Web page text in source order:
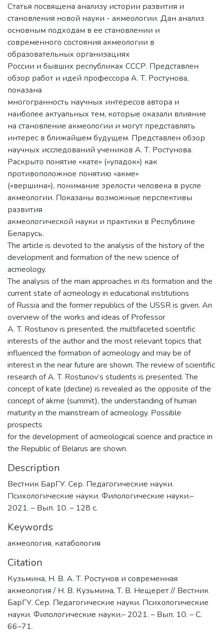
Статья посвящена анализу истории развития и
становления новой науки - акмеологии. Дан анализ
основным подходам в ее становлении и
современного состояния акмеологии в
образовательных организациях
России и бывших республиках СССР. Представлен
обзор работ и идей профессора А. Т. Ростунова,
показана
многогранность научных интересов автора и
наиболее актуальных тем, которые оказали влияние
на становление акмеологии и могут представлять
интерес в ближайшем будущем. Представлен обзор
научных исследований учеников А. Т. Ростунова.
Раскрыто понятие «кате» («упадок») как
противоположное понятию «акме»
(«вершина»), понимание зрелости человека в русле
акмеологии. Показаны возможные перспективы
развития
акмеологической науки и практики в Республике
Беларусь.
The article is devoted to the analysis of the history of the
development and formation of the new science of
acmeology.
The analysis of the main approaches in its formation and the
current state of acmeology in educational institutions
of Russia and the former republics of the USSR is given. An
overview of the works and ideas of Professor
A. T. Rostunov is presented, the multifaceted scientific
interests of the author and the most relevant topics that
influenced the formation of acmeology and may be of
interest in the near future are shown. The review of scientific
research of A. T. Rostunov’s students is presented. The
concept of kate (decline) is revealed as the opposite of the
concept of akme (summit), the understanding of human
maturity in the mainstream of acmeology. Possible
prospects
for the development of acmeological science and practice in
the Republic of Belarus are shown.
Description
Вестник БарГУ. Сер. Педагогические науки.
Психологические науки. Филологические науки.–
2021. – Вып. 10. – 128 с.
Keywords
акмеология, катабология
Citation
Кузьмина, Н. В. А. Т. Ростунов и современная
акмеология / Н. В. Кузьмина, Т. В. Нещерет // Вестник
БарГУ. Сер. Педагогические науки. Психологические
науки. Филологические науки.– 2021. – Вып. 10. – С.
66–71.